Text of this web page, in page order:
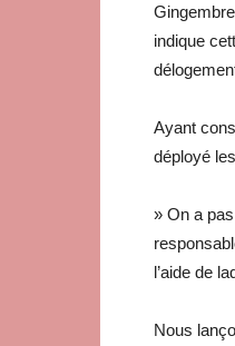
indique
Ayant
déployé
» On a
l’aide de
Nous